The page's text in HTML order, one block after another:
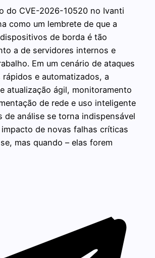
do CVE-2026-10520 no Ivanti
como um lembrete de que a
de borda é tão
a de servidores internos e
Em um cenário de ataques
rápidos e automatizados, a
atualização ágil, monitoramento
de rede e uso inteligente
de análise se torna indispensável
de novas falhas críticas
mas quando – elas forem